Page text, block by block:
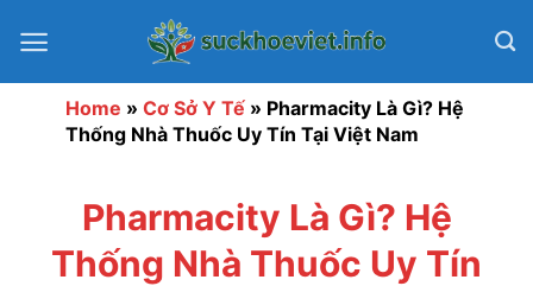
qua
Home » Cơ Sở Y Tế » Pharmacity Là Gì? Hệ
Thống Nhà Thuốc Uy Tín Tại Việt Nam
Pharmacity Là Gì? Hệ
Thống Nhà Thuốc Uy Tín